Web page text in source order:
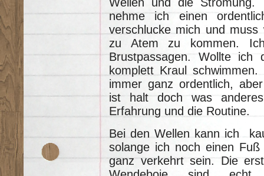
nehme ich einen
verschlucke mich und
zu Atem zu kommen.
Brustpassagen. Wollte ich
komplett Kraul
immer ganz ordentlich,
ist halt doch was
Erfahrung und die Routine.
Bei den Wellen kann ich
solange ich noch einen
ganz verkehrt sein. Die